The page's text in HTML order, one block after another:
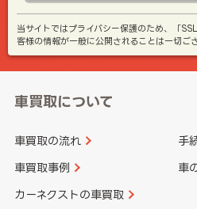
当サイトではプライバシー保護のため、「
客様の情報が一般に公開されることは一切ご
車買取について
車買取の流れ 手
車買取事例 車
カーネクストの車買取